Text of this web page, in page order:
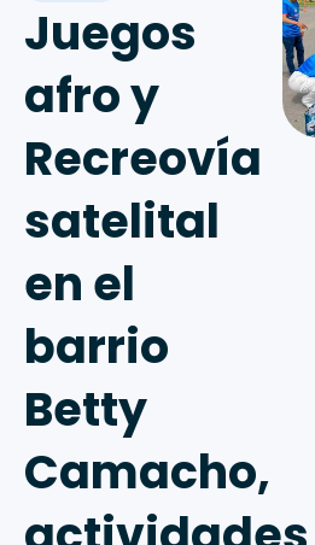
Juegos
afro y
Recreovía
satelital
en el
barrio
Betty
Camacho,